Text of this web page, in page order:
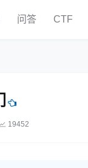
问答 CTF
19452